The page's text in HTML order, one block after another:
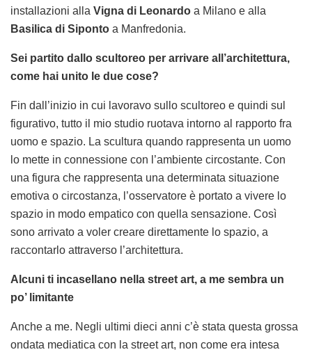
installazioni alla Vigna di Leonardo a Milano e alla
Basilica di Siponto a Manfredonia.
Sei partito dallo scultoreo per arrivare all’architettura,
come hai unito le due cose?
Fin dall’inizio in cui lavoravo sullo scultoreo e quindi sul
figurativo, tutto il mio studio ruotava intorno al rapporto fra
uomo e spazio. La scultura quando rappresenta un uomo
lo mette in connessione con l’ambiente circostante. Con
una figura che rappresenta una determinata situazione
emotiva o circostanza, l’osservatore è portato a vivere lo
spazio in modo empatico con quella sensazione. Così
sono arrivato a voler creare direttamente lo spazio, a
raccontarlo attraverso l’architettura.
Alcuni ti incasellano nella street art, a me sembra un
po’ limitante
Anche a me. Negli ultimi dieci anni c’è stata questa grossa
ondata mediatica con la street art, non come era intesa